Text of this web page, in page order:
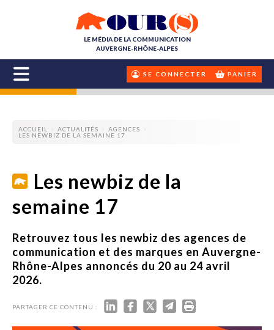
LE MÉDIA DE LA COMMUNICATION
AUVERGNE-RHÔNE-ALPES
SE CONNECTER PANIER
ACCUEIL ACTUALITÉS
AGENCES
LES NEWBIZ DE LA SEMAINE 17
Les newbiz de la
semaine 17
Retrouvez tous les newbiz des agences de
communication et des marques en Auvergne-
Rhône-Alpes annoncés du 20 au 24 avril
2026.
PARTAGER CE CONTENU :